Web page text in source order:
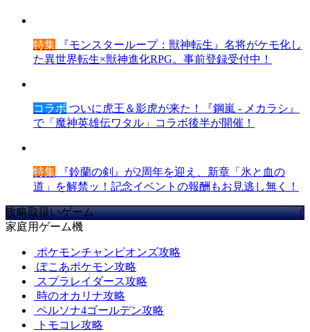
特集 『モンスターループ：獣神転生』名将がケモ化し
た異世界転生×獣神進化RPG。事前登録受付中！
コラボ ついに虎王＆影虎が来た！『鋼嵐 - メカラシ』
で「魔神英雄伝ワタル」コラボ後半が開催！
特集 『鈴蘭の剣』が2周年を迎え、新章「氷と血の
道」を解禁ッ！記念イベントの報酬もお見逃し無く！
攻略取扱いゲーム
家庭用ゲーム機
ポケモンチャンピオンズ攻略
ぽこあポケモン攻略
スプラレイダース攻略
時のオカリナ攻略
ペルソナ4ゴールデン攻略
トモコレ攻略